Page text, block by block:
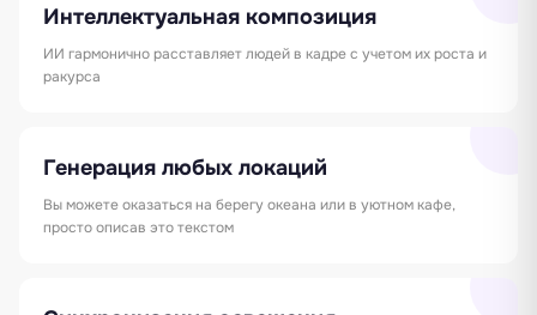
Интеллектуальная композиция
ИИ гармонично расставляет людей в кадре с учетом их роста и
ракурса
Генерация любых локаций
Вы можете оказаться на берегу океана или в уютном кафе,
просто описав это текстом